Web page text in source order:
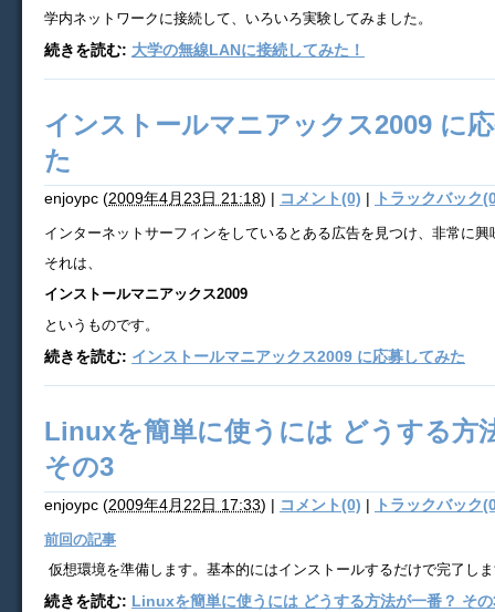
学内ネットワークに接続して、いろいろ実験してみました。
続きを読む: 大学の無線LANに接続してみた！
インストールマニアックス2009 に
た
enjoypc (2009年4月23日 21:18) | コメント(0) | トラックバック
インターネットサーフィンをしているとある広告を見つけ、非常に興
それは、
インストールマニアックス2009
というものです。
続きを読む: インストールマニアックス2009 に応募してみた
Linuxを簡単に使うには どうする方
その3
enjoypc (2009年4月22日 17:33) | コメント(0) | トラックバック
前回の記事
仮想環境を準備します。基本的にはインストールするだけで完了し
続きを読む: Linuxを簡単に使うには どうする方法が一番？ そ